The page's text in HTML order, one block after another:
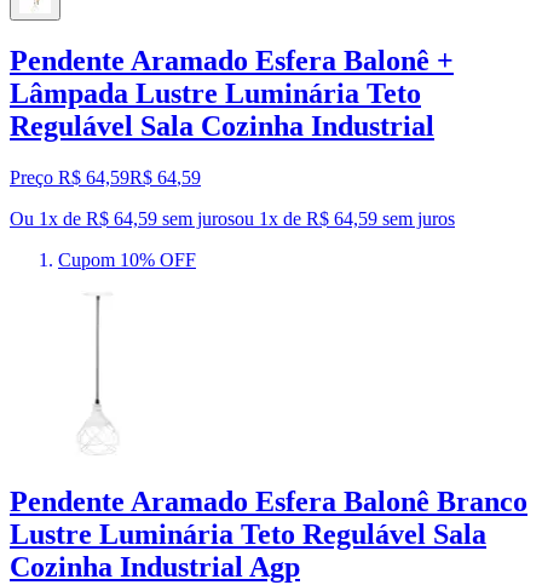
Pendente Aramado Esfera Balonê +
Lâmpada Lustre Luminária Teto
Regulável Sala Cozinha Industrial
Preço R$ 64,59R$ 64,59
Ou 1x de R$ 64,59 sem jurosou 1x de R$ 64,59 sem juros
Cupom 10% OFF
Pendente Aramado Esfera Balonê Branco
Lustre Luminária Teto Regulável Sala
Cozinha Industrial Agp